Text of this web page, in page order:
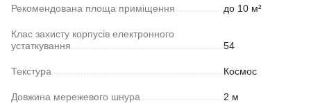
Рекомендована площа приміщення до 10 м²
Клас захисту корпусів електронного
устаткування
54
Текстура Космос
Довжина мережевого шнура 2 м